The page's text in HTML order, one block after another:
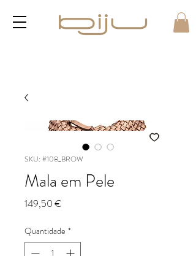
SKU: #108_BROW
Mala em Pele
149,50 €
Quantidade *